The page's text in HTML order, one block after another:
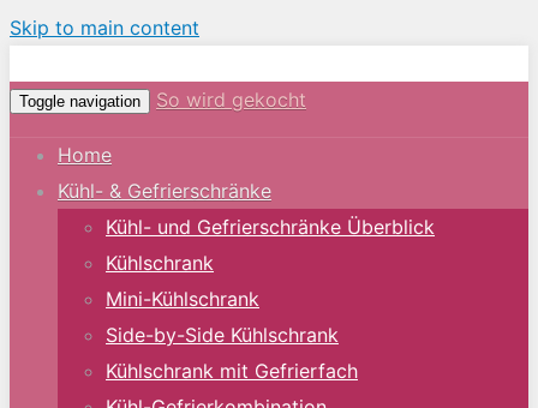
Skip to main content
Toggle navigation So wird gekocht
Home
Kühl- & Gefrierschränke
Kühl- und Gefrierschränke Überblick
Kühlschrank
Mini-Kühlschrank
Side-by-Side Kühlschrank
Kühlschrank mit Gefrierfach